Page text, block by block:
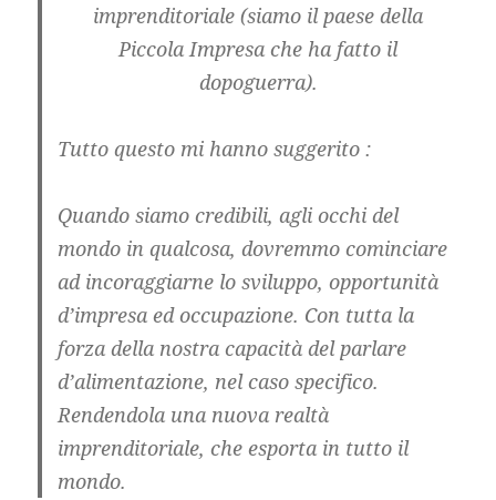
imprenditoriale (siamo il paese della
Piccola Impresa che ha fatto il
dopoguerra).
Tutto questo mi hanno suggerito :
Quando siamo credibili, agli occhi del
mondo in qualcosa, dovremmo cominciare
ad incoraggiarne lo sviluppo, opportunità
d’impresa ed occupazione. Con tutta la
forza della nostra capacità del parlare
d’alimentazione, nel caso specifico.
Rendendola una nuova realtà
imprenditoriale, che esporta in tutto il
mondo.